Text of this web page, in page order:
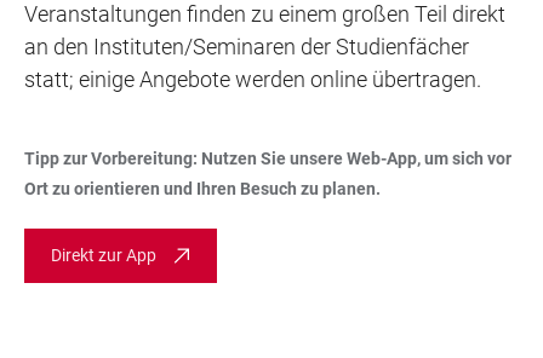
Veranstaltungen finden zu einem großen Teil direkt
an den Instituten/Seminaren der Studienfächer
statt; einige Angebote werden online übertragen.
Tipp zur Vorbereitung: Nutzen Sie unsere Web-App, um sich vor
Ort zu orientieren und Ihren Besuch zu planen.
Direkt zur App